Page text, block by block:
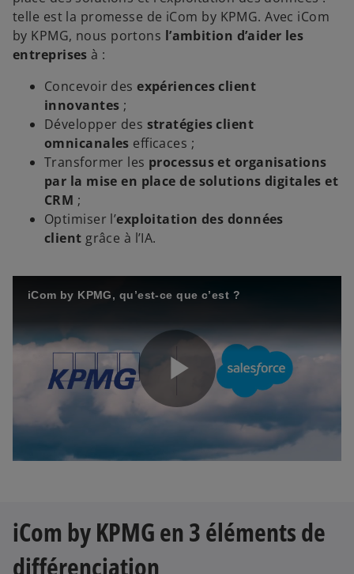
telle est la promesse de iCom by KPMG. Avec iCom
by KPMG, nous portons l’ambition d’aider les
entreprises à :
Concevoir desexpériences client
innovantes ;
Développer des stratégies client
omnicanales efficaces ;
Transformer les processus et organisations
par la mise en place de solutions digitales et
CRM ;
Optimiser l’exploitation des données
client grâce à l’IA.
iCom by KPMG, qu’est-ce que c’est ?
P
iCom by KPMG en 3 éléments de
différenciation